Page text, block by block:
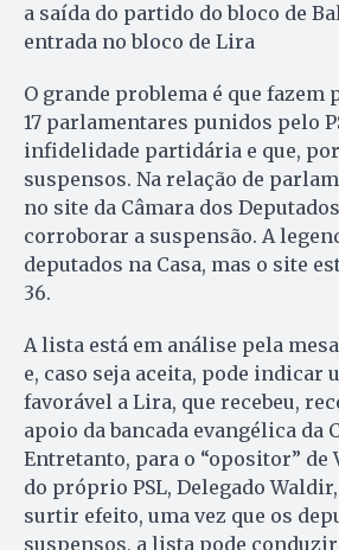
a saída do partido do bloco de
entrada no bloco de Lira
O grande problema é que fazem
17 parlamentares punidos pelo
infidelidade partidária e que,
suspensos. Na relação de
no site da Câmara dos
corroborar a suspensão. A
deputados na Casa, mas o site
36.
A lista está em análise pela
e, caso seja aceita, pode indicar
favorável a Lira, que recebeu,
apoio da bancada evangélica da
Entretanto, para o “opositor” de
do próprio PSL, Delegado
surtir efeito, uma vez que os
suspensos, a lista pode